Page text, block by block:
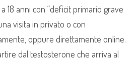
18 anni con “deficit primario grave
visita in privato o con
oppure direttamente online.
dal testosterone che arriva al